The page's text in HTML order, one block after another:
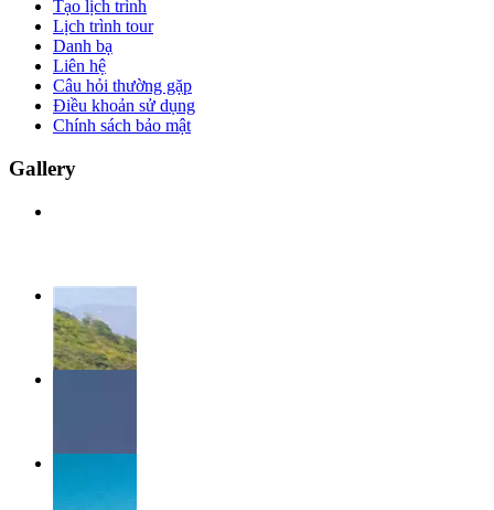
Tạo lịch trình
Lịch trình tour
Danh bạ
Liên hệ
Câu hỏi thường gặp
Điều khoản sử dụng
Chính sách bảo mật
Gallery